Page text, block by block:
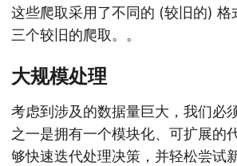
这些爬取采用了不同的 (较旧的) 格
三个较旧的爬取。 。
大规模处理
考虑到涉及的数据量巨大，我们必
之一是拥有一个模块化、可扩展的
够快速迭代处理决策，并轻松尝试